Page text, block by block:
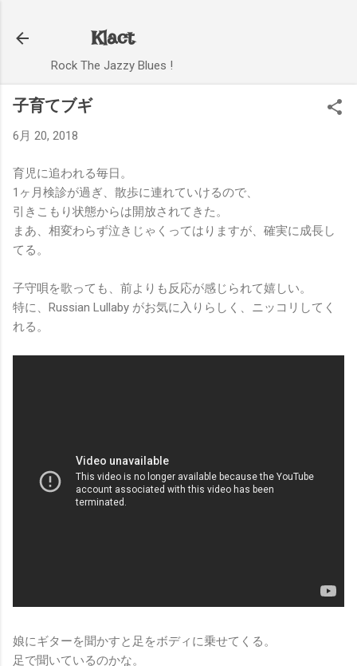
Klact
Rock The Jazzy Blues !
子育てブギ
6月 20, 2018
育児に追われる毎日。
1ヶ月検診が過ぎ、散歩に連れていけるので、
引きこもり状態からは開放されてきた。
まあ、相変わらず泣きじゃくってはりますが、確実に成長し
てる。
子守唄を歌っても、前よりも反応が感じられて嬉しい。
特に、Russian Lullaby がお気に入りらしく、ニッコリしてく
れる。
娘にギターを聞かすと足をボディに乗せてくる。
足で聞いているのかな。